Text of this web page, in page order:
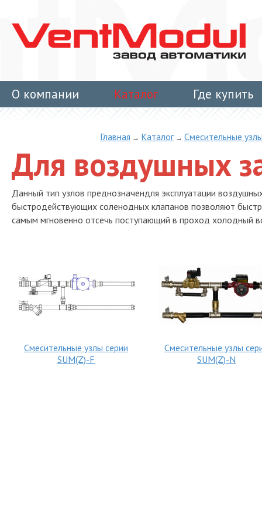
О компании Каталог
Где купить
Главная → Каталог→ Смесительные
Для воздушных
Данный тип узлов преднозначендля эксплуатации
быстродействующих соленодных клапанов позволяют
самым мгновенно отсечь поступающий в проход холодный
Смесительные узлы серии
SUM(Z)-F
Смесительные узлы
SUM(Z)-N